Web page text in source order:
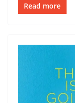
Read more